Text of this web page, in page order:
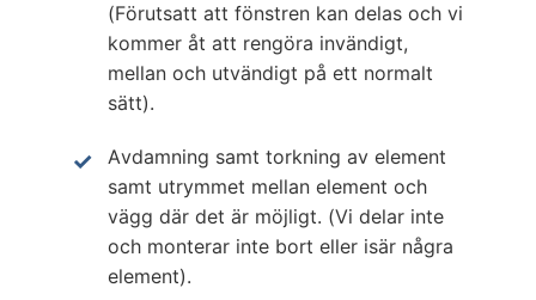
(Förutsatt att fönstren kan delas och vi
kommer åt att rengöra invändigt,
mellan och utvändigt på ett normalt
sätt).
Avdamning samt torkning av element
samt utrymmet mellan element och
vägg där det är möjligt. (Vi delar inte
och monterar inte bort eller isär några
element).